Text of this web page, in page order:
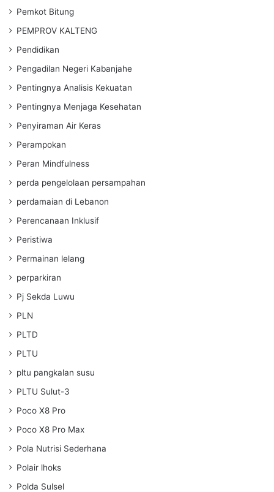
Pemkot Bitung
PEMPROV KALTENG
Pendidikan
Pengadilan Negeri Kabanjahe
Pentingnya Analisis Kekuatan
Pentingnya Menjaga Kesehatan
Penyiraman Air Keras
Perampokan
Peran Mindfulness
perda pengelolaan persampahan
perdamaian di Lebanon
Perencanaan Inklusif
Peristiwa
Permainan lelang
perparkiran
Pj Sekda Luwu
PLN
PLTD
PLTU
pltu pangkalan susu
PLTU Sulut-3
Poco X8 Pro
Poco X8 Pro Max
Pola Nutrisi Sederhana
Polair lhoks
Polda Sulsel